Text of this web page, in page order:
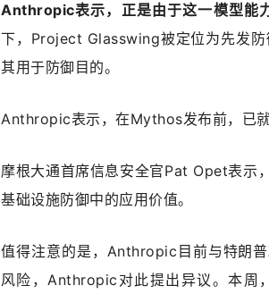
Anthropic表示，正是由于这一模型能
下，Project Glasswing被定位为先发
其用于防御目的。
Anthropic表示，在Mythos发布前，已就
摩根大通首席信息安全官Pat Opet表示
基础设施防御中的应用价值。
值得注意的是，Anthropic目前与特朗
风险，Anthropic对此提出异议。本周